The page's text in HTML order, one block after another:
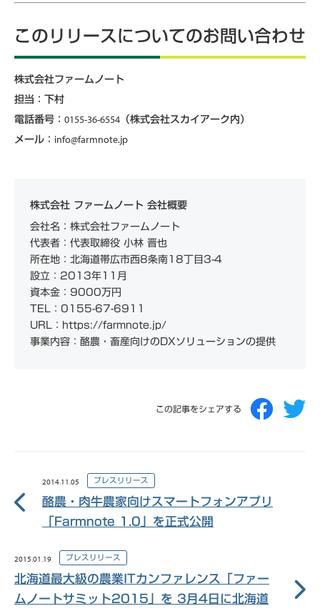
このリリースについてのお問い合わせ
株式会社ファームノート
担当：下村
電話番号：0155-36-6554（株式会社スカイアーク内）
メール：info@farmnote.jp
株式会社 ファームノート 会社概要
会社名：株式会社ファームノート
代表者：代表取締役 小林 晋也
所在地：北海道帯広市西8条南18丁目3-4
設立：2013年11月
資本金：9000万円
TEL：0155-67-6911
URL：https://farmnote.jp/
事業内容：酪農・畜産向けのDXソリューションの提供
この記事をシェアする
2014.11.05 プレスリリース
酪農・肉牛農家向けスマートフォンアプリ
「Farmnote 1.0」を正式公開
2015.01.19 プレスリリース
北海道最大級の農業ITカンファレンス「ファー
ムノートサミット2015」を 3月4日に北海道